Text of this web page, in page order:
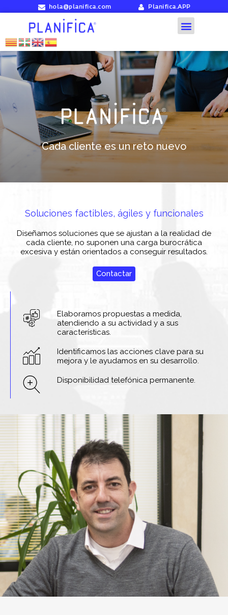
hola@planifica.com Planifica.APP
Cada cliente es un reto nuevo
Soluciones factibles, ágiles y funcionales
Diseñamos soluciones que se ajustan a la realidad de
cada cliente, no suponen una carga burocrática
excesiva y están orientados a conseguir resultados.
Contactar
Elaboramos propuestas a medida,
atendiendo a su actividad y a sus
características.
Identificamos las acciones clave para su
mejora y le ayudamos en su desarrollo.
Disponibilidad telefónica permanente.